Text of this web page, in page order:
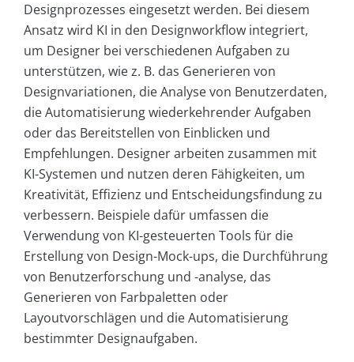
Designprozesses eingesetzt werden. Bei diesem
Ansatz wird KI in den Designworkflow integriert,
um Designer bei verschiedenen Aufgaben zu
unterstützen, wie z. B. das Generieren von
Designvariationen, die Analyse von Benutzerdaten,
die Automatisierung wiederkehrender Aufgaben
oder das Bereitstellen von Einblicken und
Empfehlungen. Designer arbeiten zusammen mit
KI-Systemen und nutzen deren Fähigkeiten, um
Kreativität, Effizienz und Entscheidungsfindung zu
verbessern. Beispiele dafür umfassen die
Verwendung von KI-gesteuerten Tools für die
Erstellung von Design-Mock-ups, die Durchführung
von Benutzerforschung und -analyse, das
Generieren von Farbpaletten oder
Layoutvorschlägen und die Automatisierung
bestimmter Designaufgaben.